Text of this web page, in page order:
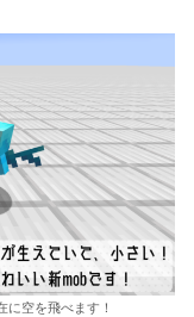
空を飛べます！